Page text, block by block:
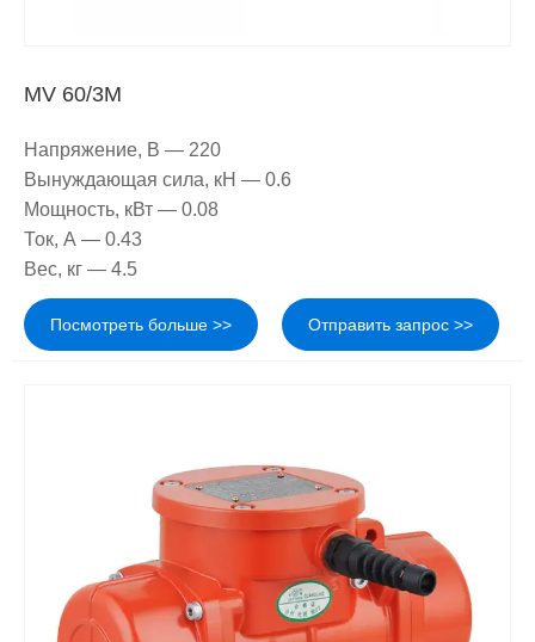
MV 60/3M
Напряжение, В — 220
Вынуждающая сила, кН — 0.6
Мощность, кВт — 0.08
Ток, А — 0.43
Вес, кг — 4.5
Посмотреть больше >> Отправить запрос >>